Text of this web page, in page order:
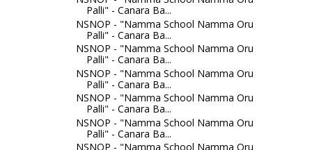
Palli" - Canara Ba...
NSNOP - "Namma School Namma Oru
Palli" - Canara Ba...
NSNOP - "Namma School Namma Oru
Palli" - Canara Ba...
NSNOP - "Namma School Namma Oru
Palli" - Canara Ba...
NSNOP - "Namma School Namma Oru
Palli" - Canara Ba...
NSNOP - "Namma School Namma Oru
Palli" - Canara Ba...
NSNOP - "Namma School Namma Oru